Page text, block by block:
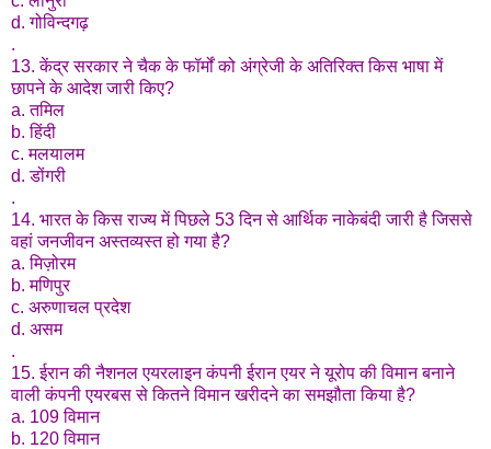
d. गोविन्दगढ़
.
13. केंद्र सरकार ने चैक के फॉर्मों को अंग्रेजी के अतिरिक्त किस भाषा में
छापने के आदेश जारी किए?
a. तमिल
b. हिंदी
c. मलयालम
d. डोंगरी
.
14. भारत के किस राज्य में पिछले 53 दिन से आर्थिक नाकेबंदी जारी है जिससे
वहां जनजीवन अस्तव्यस्त हो गया है?
a. मिज़ोरम
b. मणिपुर
c. अरुणाचल प्रदेश
d. असम
.
15. ईरान की नैशनल एयरलाइन कंपनी ईरान एयर ने यूरोप की विमान बनाने
वाली कंपनी एयरबस से कितने विमान खरीदने का समझौता किया है?
a. 109 विमान
b. 120 विमान